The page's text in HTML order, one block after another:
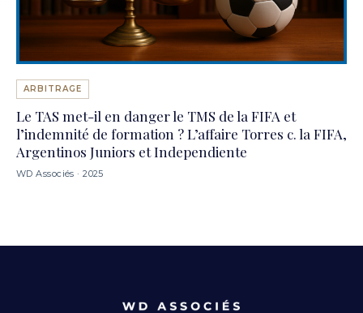
ARBITRAGE
Le TAS met-il en danger le TMS de la FIFA et
l’indemnité de formation ? L’affaire Torres c. la FIFA,
Argentinos Juniors et Independiente
WD Associés · 2025